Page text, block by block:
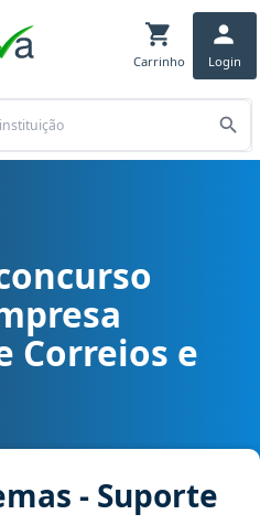
Carrinho Login
Brasileira de Correios e
Correios e
- Suporte